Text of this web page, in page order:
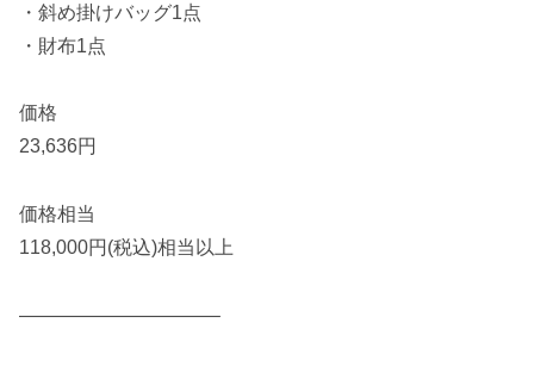
・斜め掛けバッグ1点
・財布1点
価格
23,636円
価格相当
118,000円(税込)相当以上
——————————–